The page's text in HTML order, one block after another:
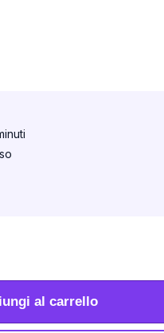
al carrello